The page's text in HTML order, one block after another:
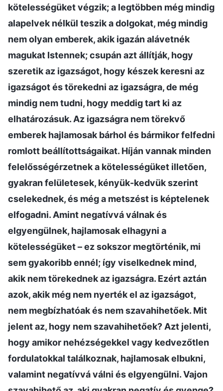
kötelességüket végzik; a legtöbben még mindig
alapelvek nélkül teszik a dolgokat, még mindig
nem olyan emberek, akik igazán alávetnék
magukat Istennek; csupán azt állítják, hogy
szeretik az igazságot, hogy készek keresni az
igazságot és törekedni az igazságra, de még
mindig nem tudni, hogy meddig tart ki az
elhatározásuk. Az igazságra nem törekvő
emberek hajlamosak bárhol és bármikor felfedni
romlott beállítottságaikat. Híján vannak minden
felelősségérzetnek a kötelességüket illetően,
gyakran felületesek, kényük-kedvük szerint
cselekednek, és még a metszést is képtelenek
elfogadni. Amint negatívvá válnak és
elgyengülnek, hajlamosak elhagyni a
kötelességüket – ez sokszor megtörténik, mi
sem gyakoribb ennél; így viselkednek mind,
akik nem törekednek az igazságra. Ezért aztán
azok, akik még nem nyerték el az igazságot,
nem megbízhatóak és nem szavahihetőek. Mit
jelent az, hogy nem szavahihetőek? Azt jelenti,
hogy amikor nehézségekkel vagy kedvezőtlen
fordulatokkal találkoznak, hajlamosak elbukni,
valamint negatívvá válni és elgyengülni. Vajon